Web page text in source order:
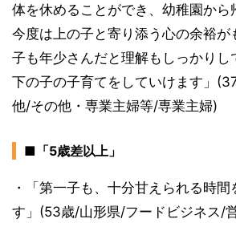
体を休めることができ、幼稚園から
今度は上の子と寄り添う心の余裕が
子も年少さんだと理解もしっかりし
下の子の子育てをしていけます」
他/その他・専業主婦等/専業主婦)
■「5歳差以上」
・「第一子も、十分甘えられる時
す」(53歳/山形県/フードビジネス/